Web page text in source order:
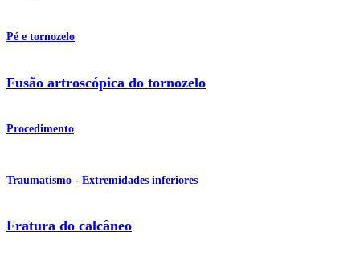
Pé e tornozelo
Fusão artroscópica do tornozelo
Procedimento
Traumatismo - Extremidades inferiores
Fratura do calcâneo